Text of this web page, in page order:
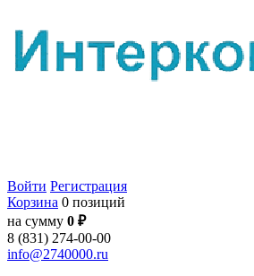
Войти Регистрация
Корзина 0 позиций
на сумму 0 ₽
8 (831) 274-00-00
info@2740000.ru